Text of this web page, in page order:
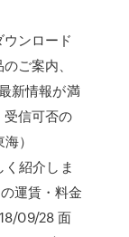
ンロード
ご案内、
新情報が満
信可否の
）
く紹介しま
運賃・料金
09/28 面